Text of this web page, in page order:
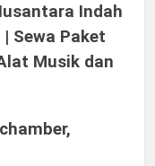
Indah
Sewa Paket
Musik dan